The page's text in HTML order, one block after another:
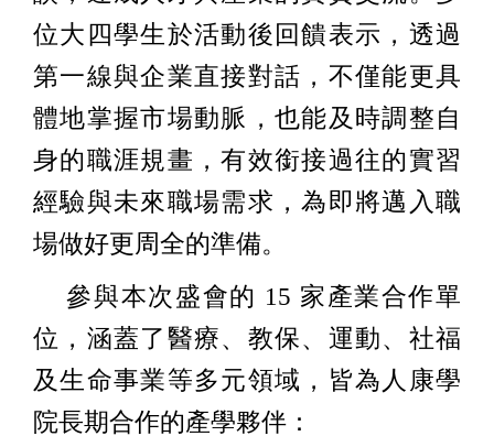
位大四學生於活動後回饋表示，透過
第一線與企業直接對話，不僅能更具
體地掌握市場動脈，也能及時調整自
身的職涯規畫，有效銜接過往的實習
經驗與未來職場需求，為即將邁入職
場做好更周全的準備。
參與本次盛會的 15 家產業合作單
位，涵蓋了醫療、教保、運動、社福
及生命事業等多元領域，皆為人康學
院長期合作的產學夥伴：